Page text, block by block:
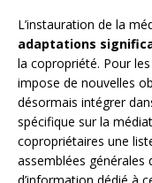
L’instauration de la
adaptations
la copropriété. Pour les
impose de nouvelles
désormais intégrer
spécifique sur la
copropriétaires une
assemblées